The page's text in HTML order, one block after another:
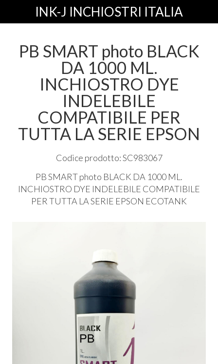
INK-J INCHIOSTRI ITALIA
PB SMART photo BLACK
DA 1000 ML.
INCHIOSTRO DYE
INDELEBILE
COMPATIBILE PER
TUTTA LA SERIE EPSON
Codice prodotto: SC983067
PBSMARTphoto BLACK DA 1000 ML.
INCHIOSTRO DYE INDELEBILE COMPATIBILE
PER TUTTA LASERIE EPSON ECOTANK